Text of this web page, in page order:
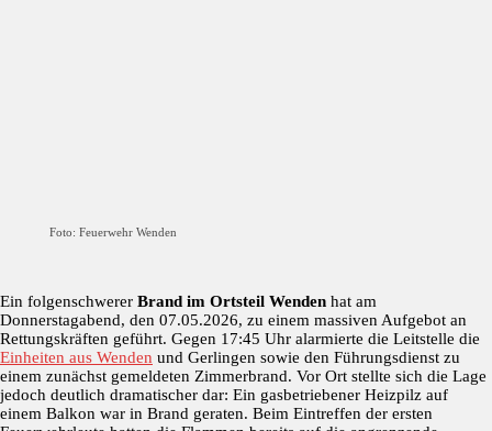
Foto: Feuerwehr Wenden
Ein folgenschwerer Brand im Ortsteil Wenden hat am
Donnerstagabend, den 07.05.2026, zu einem massiven Aufgebot an
Rettungskräften geführt. Gegen 17:45 Uhr alarmierte die Leitstelle die
Einheiten aus Wenden und Gerlingen sowie den Führungsdienst zu
einem zunächst gemeldeten Zimmerbrand. Vor Ort stellte sich die Lage
jedoch deutlich dramatischer dar: Ein gasbetriebener Heizpilz auf
einem Balkon war in Brand geraten. Beim Eintreffen der ersten